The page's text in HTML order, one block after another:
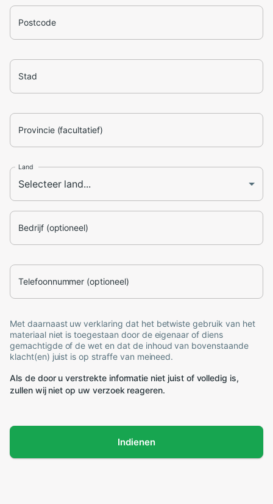
Postcode
Stad
Provincie (facultatief)
Land
Bedrijf (optioneel)
Telefoonnummer (optioneel)
Met daarnaast uw verklaring dat het betwiste gebruik van het
materiaal niet is toegestaan door de eigenaar of diens
gemachtigde of de wet en dat de inhoud van bovenstaande
klacht(en) juist is op straffe van meineed.
Als de door u verstrekte informatie niet juist of volledig is,
zullen wij niet op uw verzoek reageren.
Indienen